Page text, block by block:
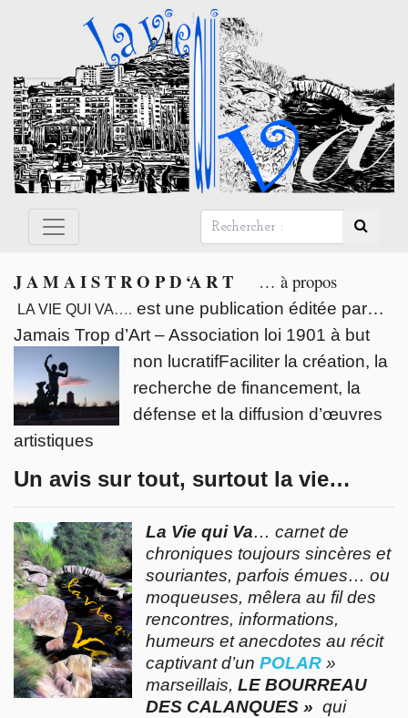
J A M A I S T R O P D ‘A R T … à propos
LA VIE QUI VA…. est une publication éditée par…
Jamais Trop d’Art – Association loi 1901 à but
non lucratifFaciliter la création, la
recherche de financement, la
défense et la diffusion d’œuvres
artistiques
Un avis sur tout, surtout la vie…
La Vie qui Va… carnet de
chroniques toujours sincères et
souriantes, parfois émues… ou
moqueuses, mêlera au fil des
rencontres, informations,
humeurs et anecdotes au récit
captivant d’un POLAR »
marseillais, LE BOURREAU
DES CALANQUES » qui
Panneau de gestion des cookies